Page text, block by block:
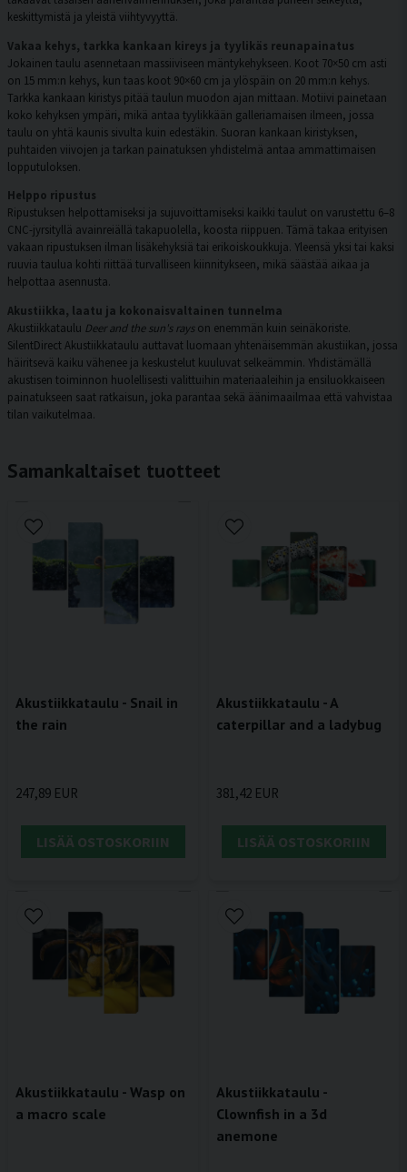
keskittymistä ja yleistä viihtyvyyttä.
Vakaa kehys, tarkka kankaan kireys ja tyylikäs reunapainatus
Jokainen taulu asennetaan massiiviseen mäntykehykseen. Koot 70×50 cm asti
on 15 mm:n kehys, kun taas koot 90×60 cm ja ylöspäin on 20 mm:n kehys.
Tarkka kankaan kiristys pitää taulun muodon ajan mittaan. Motiivi painetaan
koko kehyksen ympäri, mikä antaa tyylikkään galleriamaisen ilmeen, jossa
taulu on yhtä kaunis sivulta kuin edestäkin. Suoran kankaan kiristyksen,
puhtaiden viivojen ja tarkan painatuksen yhdistelmä antaa ammattimaisen
lopputuloksen.
Helppo ripustus
Ripustuksen helpottamiseksi ja sujuvoittamiseksi kaikki taulut on varustettu 6–8
CNC-jyrsityllä avainreiällä takapuolella, koosta riippuen. Tämä takaa erityisen
vakaan ripustuksen ilman lisäkehyksiä tai erikoiskoukkuja. Yleensä yksi tai kaksi
ruuvia taulua kohti riittää turvalliseen kiinnitykseen, mikä säästää aikaa ja
helpottaa asennusta.
Akustiikka, laatu ja kokonaisvaltainen tunnelma
Akustiikkataulu Deer and the sun's rayson enemmän kuin seinäkoriste.
SilentDirect Akustiikkataulu auttavat luomaan yhtenäisemmän akustiikan, jossa
häiritsevä kaiku vähenee ja keskustelut kuuluvat selkeämmin. Yhdistämällä
akustisen toiminnon huolellisesti valittuihin materiaaleihin ja ensiluokkaiseen
painatukseen saat ratkaisun, joka parantaa sekä äänimaailmaa että vahvistaa
tilan vaikutelmaa.
Samankaltaiset tuotteet
Akustiikkataulu - Snail in
the rain
247,89 EUR
LISÄÄ OSTOSKORIIN
Akustiikkataulu - A
caterpillar and a ladybug
381,42 EUR
LISÄÄ OSTOSKORIIN
Akustiikkataulu - Wasp on
a macro scale
Akustiikkataulu -
Clownfish in a 3d
anemone